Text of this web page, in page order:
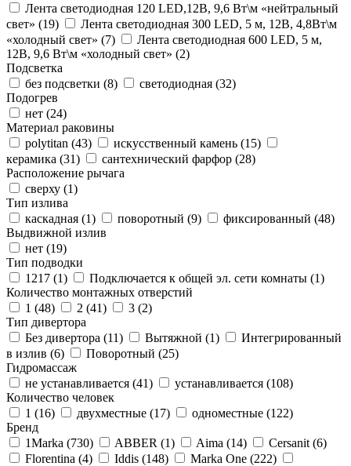
Лента светодиодная 120 LED,12В, 9,6 Вт\м «нейтральный
свет» (19)
Лента светодиодная 300 LED, 5 м, 12В, 4,8Вт\м
«холодный свет» (7)
Лента светодиодная 600 LED, 5 м,
12В, 9,6 Вт\м «холодный свет» (2)
Подсветка
без подсветки (8) светодиодная (32)
Подогрев
нет (24)
Материал раковины
polytitan (43) искусственный камень (15)
керамика (31) сантехнический фарфор (28)
Расположение рычага
сверху (1)
Тип излива
каскадная (1) поворотный (9) фиксированный (48)
Выдвижной излив
нет (19)
Тип подводки
1217 (1) Подключается к общей эл. сети комнаты (1)
Количество монтажных отверстий
1 (48) 2 (41) 3 (2)
Тип дивертора
Без дивертора (11) Вытяжной (1)
Интегрированный
в излив (6) Поворотный (25)
Гидромассаж
не устанавливается (41) устанавливается (108)
Количество человек
1 (16) двухместные (17) одноместные (122)
Бренд
1Marka (730) ABBER (1) Aima (14) Cersanit (6)
Florentina (4) Iddis (148) Marka One (222)